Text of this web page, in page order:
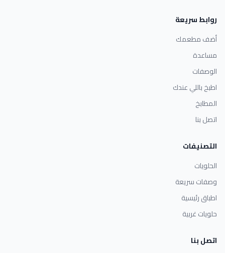
روابط سريعة
أضف مطعمك
مساعدة
الوصفات
اطبخ باللي عندك
المطابخ
اتصل بنا
التصنيفات
الحلويات
وصفات سريعة
اطباق رئيسية
حلويات غربية
اتصل بنا